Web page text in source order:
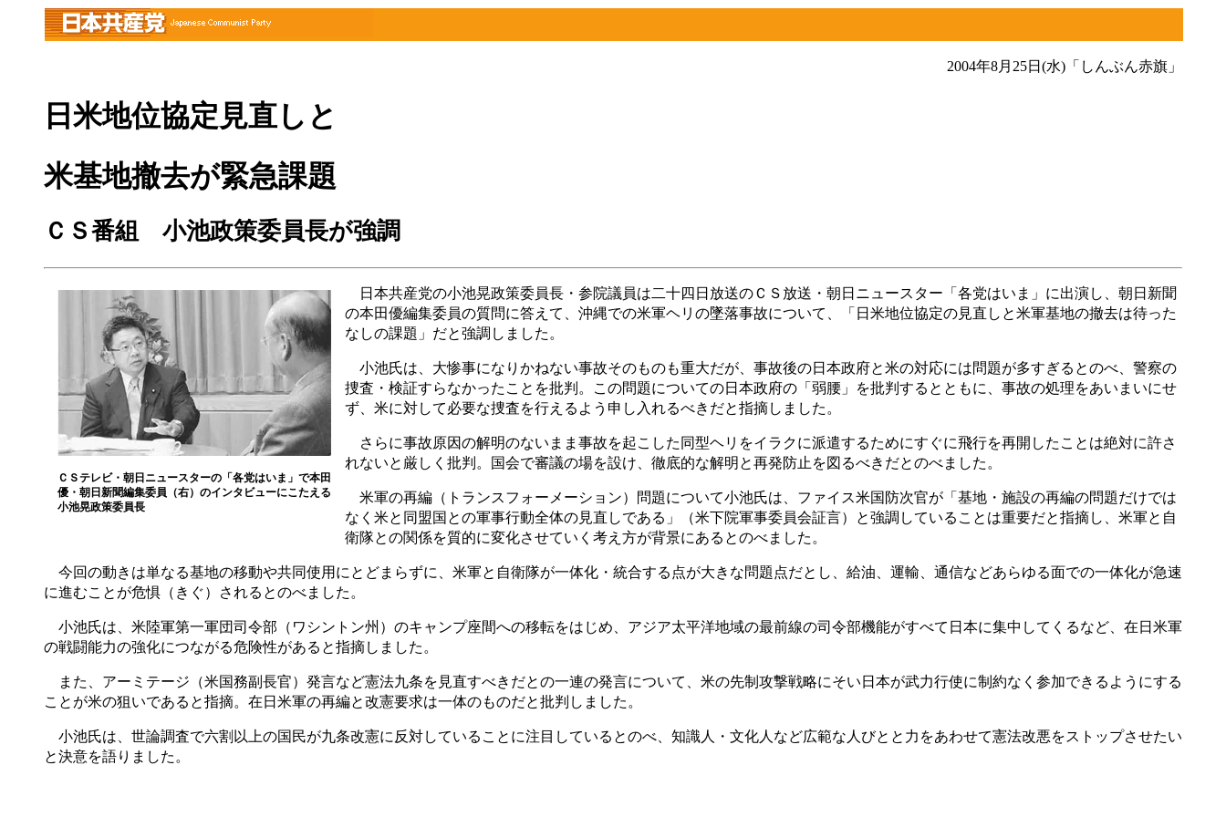
2004年8月25日(水)「しんぶん赤旗」
日米地位協定見直しと
米基地撤去が緊急課題
ＣＳ番組 小池政策委員長が強調
ＣＳテレビ・朝日ニュースターの「各党はいま」で本田
優・朝日新聞編集委員（右）のインタビューにこたえる
小池晃政策委員長
日本共産党の小池晃政策委員長・参院議員は二十四日放送のＣＳ放送・朝日ニュースター「各党はいま」に出演し、朝日新聞
の本田優編集委員の質問に答えて、沖縄での米軍ヘリの墜落事故について、「日米地位協定の見直しと米軍基地の撤去は待った
なしの課題」だと強調しました。
小池氏は、大惨事になりかねない事故そのものも重大だが、事故後の日本政府と米の対応には問題が多すぎるとのべ、警察の
捜査・検証すらなかったことを批判。この問題についての日本政府の「弱腰」を批判するとともに、事故の処理をあいまいにせ
ず、米に対して必要な捜査を行えるよう申し入れるべきだと指摘しました。
さらに事故原因の解明のないまま事故を起こした同型ヘリをイラクに派遣するためにすぐに飛行を再開したことは絶対に許さ
れないと厳しく批判。国会で審議の場を設け、徹底的な解明と再発防止を図るべきだとのべました。
米軍の再編（トランスフォーメーション）問題について小池氏は、ファイス米国防次官が「基地・施設の再編の問題だけでは
なく米と同盟国との軍事行動全体の見直しである」（米下院軍事委員会証言）と強調していることは重要だと指摘し、米軍と自
衛隊との関係を質的に変化させていく考え方が背景にあるとのべました。
今回の動きは単なる基地の移動や共同使用にとどまらずに、米軍と自衛隊が一体化・統合する点が大きな問題点だとし、給油、運輸、通信などあらゆる面での一体化が急速
に進むことが危惧（きぐ）されるとのべました。
小池氏は、米陸軍第一軍団司令部（ワシントン州）のキャンプ座間への移転をはじめ、アジア太平洋地域の最前線の司令部機能がすべて日本に集中してくるなど、在日米軍
の戦闘能力の強化につながる危険性があると指摘しました。
また、アーミテージ（米国務副長官）発言など憲法九条を見直すべきだとの一連の発言について、米の先制攻撃戦略にそい日本が武力行使に制約なく参加できるようにする
ことが米の狙いであると指摘。在日米軍の再編と改憲要求は一体のものだと批判しました。
小池氏は、世論調査で六割以上の国民が九条改憲に反対していることに注目しているとのべ、知識人・文化人など広範な人びとと力をあわせて憲法改悪をストップさせたい
と決意を語りました。